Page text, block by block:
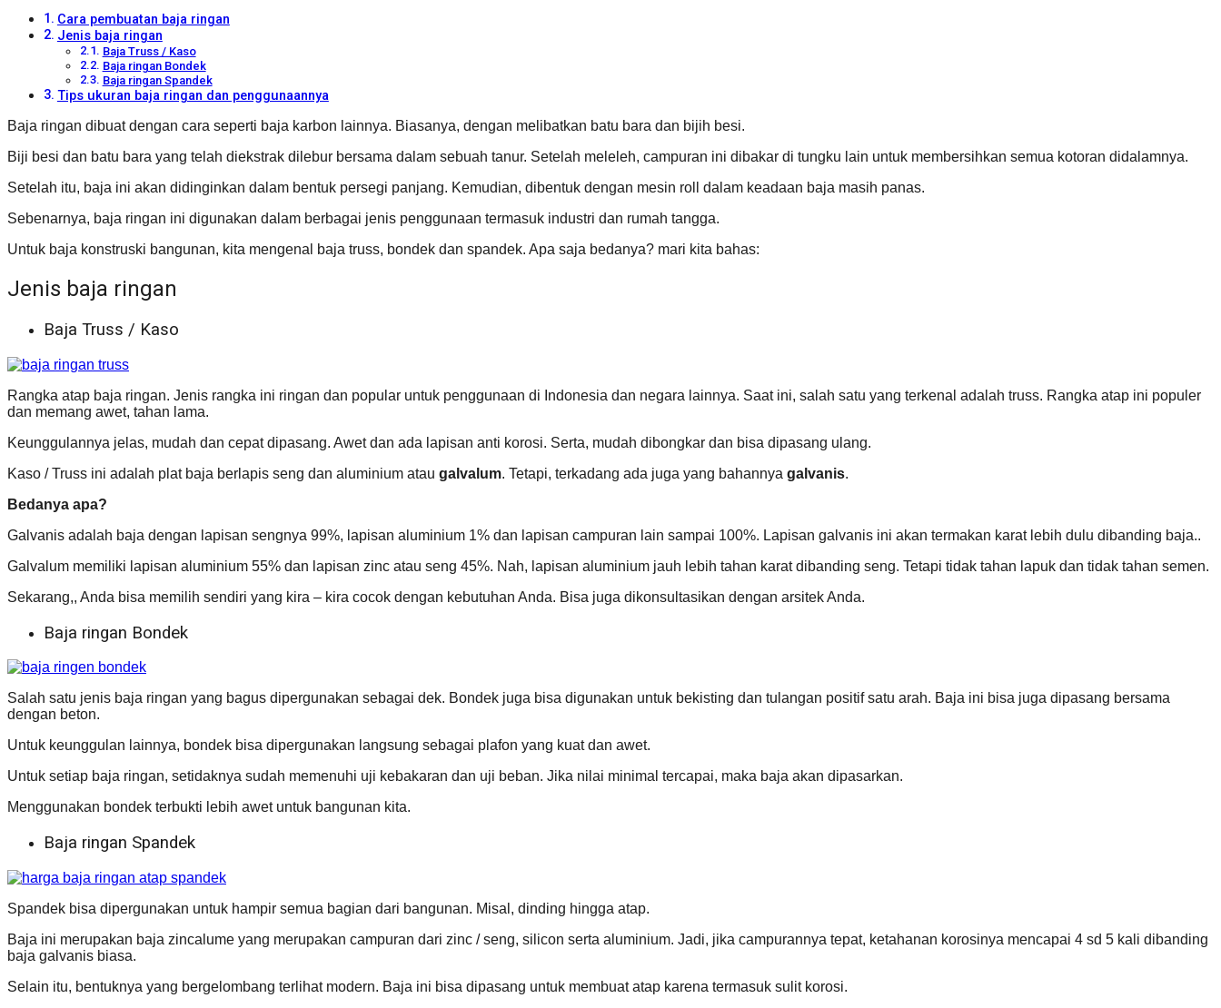
Cara pembuatan baja ringan
Jenis baja ringan
Baja Truss / Kaso
Baja ringan Bondek
Baja ringan Spandek
Tips ukuran baja ringan dan penggunaannya
Baja ringan dibuat dengan cara seperti baja karbon lainnya. Biasanya, dengan melibatkan batu bara dan bijih besi.
Biji besi dan batu bara yang telah diekstrak dilebur bersama dalam sebuah tanur. Setelah meleleh, campuran ini dibakar di tungku lain untuk membersihkan semua kotoran didalamnya.
Setelah itu, baja ini akan didinginkan dalam bentuk persegi panjang. Kemudian, dibentuk dengan mesin roll dalam keadaan baja masih panas.
Sebenarnya, baja ringan ini digunakan dalam berbagai jenis penggunaan termasuk industri dan rumah tangga.
Untuk baja konstruski bangunan, kita mengenal baja truss, bondek dan spandek. Apa saja bedanya? mari kita bahas:
Jenis baja ringan
Baja Truss / Kaso
Rangka atap baja ringan. Jenis rangka ini ringan dan popular untuk penggunaan di Indonesia dan negara lainnya. Saat ini, salah satu yang terkenal adalah truss. Rangka atap ini populer
dan memang awet, tahan lama.
Keunggulannya jelas, mudah dan cepat dipasang. Awet dan ada lapisan anti korosi. Serta, mudah dibongkar dan bisa dipasang ulang.
Kaso / Truss ini adalah plat baja berlapis seng dan aluminium atau galvalum. Tetapi, terkadang ada juga yang bahannya galvanis.
Bedanya apa?
Galvanis adalah baja dengan lapisan sengnya 99%, lapisan aluminium 1% dan lapisan campuran lain sampai 100%. Lapisan galvanis ini akan termakan karat lebih dulu dibanding baja..
Galvalum memiliki lapisan aluminium 55% dan lapisan zinc atau seng 45%. Nah, lapisan aluminium jauh lebih tahan karat dibanding seng. Tetapi tidak tahan lapuk dan tidak tahan semen.
Sekarang,, Anda bisa memilih sendiri yang kira – kira cocok dengan kebutuhan Anda. Bisa juga dikonsultasikan dengan arsitek Anda.
Baja ringan Bondek
Salah satu jenis baja ringan yang bagus dipergunakan sebagai dek. Bondek juga bisa digunakan untuk bekisting dan tulangan positif satu arah. Baja ini bisa juga dipasang bersama
dengan beton.
Untuk keunggulan lainnya, bondek bisa dipergunakan langsung sebagai plafon yang kuat dan awet.
Untuk setiap baja ringan, setidaknya sudah memenuhi uji kebakaran dan uji beban. Jika nilai minimal tercapai, maka baja akan dipasarkan.
Menggunakan bondek terbukti lebih awet untuk bangunan kita.
Baja ringan Spandek
Spandek bisa dipergunakan untuk hampir semua bagian dari bangunan. Misal, dinding hingga atap.
Baja ini merupakan baja zincalume yang merupakan campuran dari zinc / seng, silicon serta aluminium. Jadi, jika campurannya tepat, ketahanan korosinya mencapai 4 sd 5 kali dibanding
baja galvanis biasa.
Selain itu, bentuknya yang bergelombang terlihat modern. Baja ini bisa dipasang untuk membuat atap karena termasuk sulit korosi.